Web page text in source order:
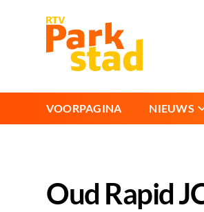
VOORPAGINA NIEUWS
Oud Rapid